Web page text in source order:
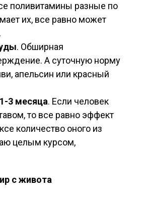
поливитамины разные по
их, все равно может
. Обширная
А суточную норму
апельсин или красный
3 месяца. Если человек
то все равно эффект
количество оного из
целым курсом,
с живота